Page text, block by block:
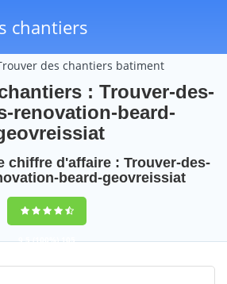
chantiers
des chantiers batiment
: Trouver-des-
renovation-beard-
chiffre d'affaire : Trouver-des-
beard-geovreissiat
9,5(100%)105
votes